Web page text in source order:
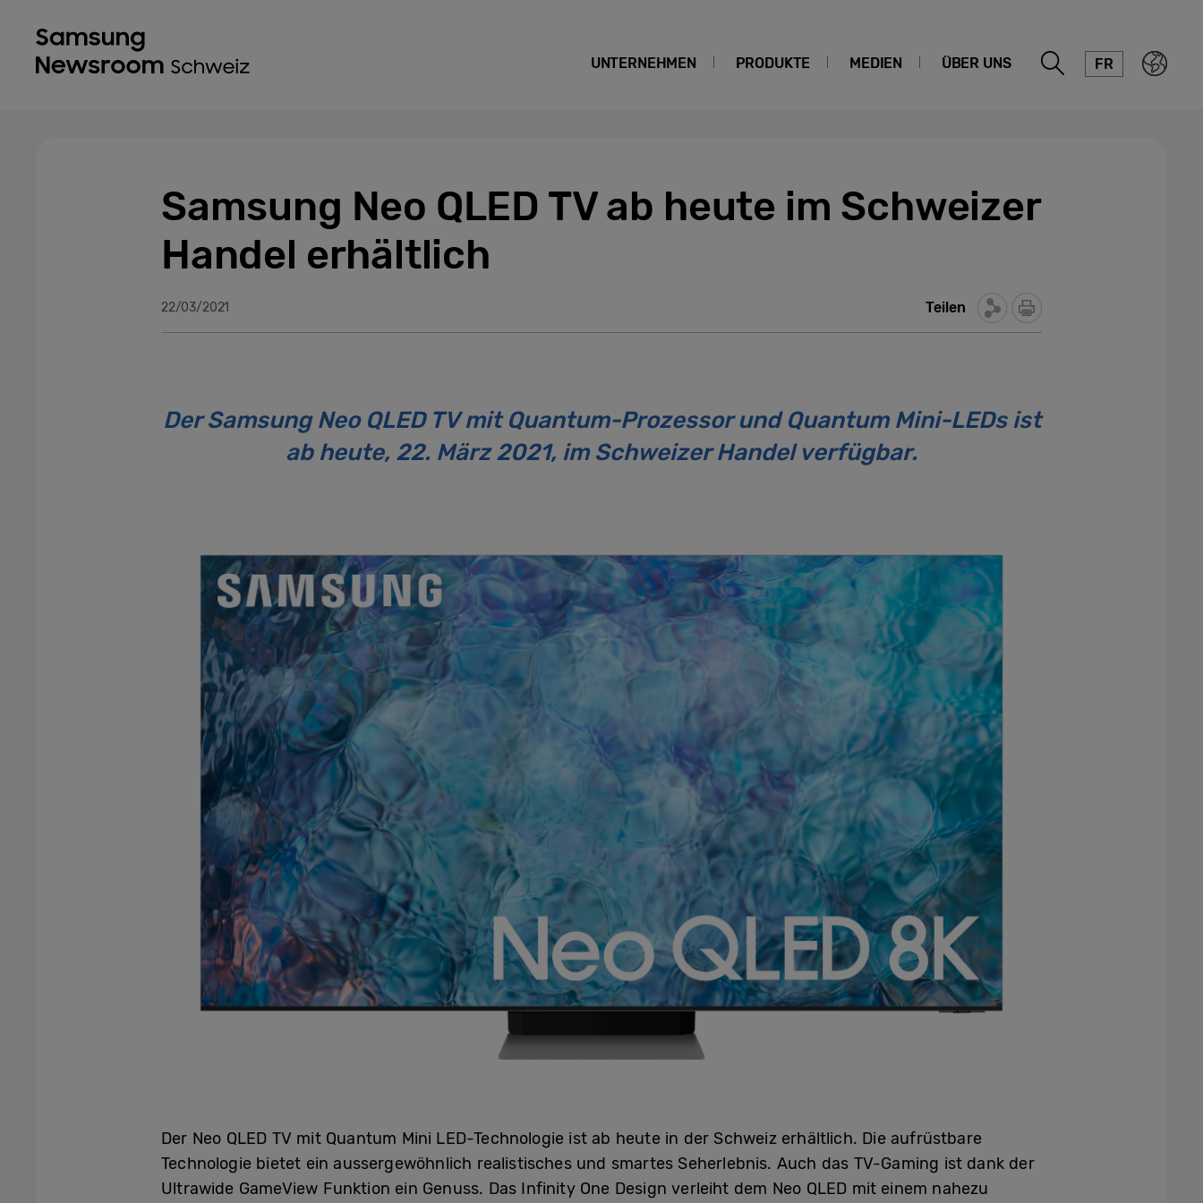
UNTERNEHMEN PRODUKTE MEDIEN ÜBER UNS FR
Samsung Neo QLED TV ab heute im Schweizer
Handel erhältlich
22/03/2021 Teilen
Der Samsung Neo QLED TV mit Quantum-Prozessor und Quantum Mini-LEDs ist
ab heute, 22. März 2021, im Schweizer Handel verfügbar.
Der Neo QLED TV mit Quantum Mini LED-Technologie ist ab heute in der Schweiz erhältlich. Die aufrüstbare
Technologie bietet ein aussergewöhnlich realistisches und smartes Seherlebnis. Auch das TV-Gaming ist dank der
Ultrawide GameView Funktion ein Genuss. Das Infinity One Design verleiht dem Neo QLED mit einem nahezu